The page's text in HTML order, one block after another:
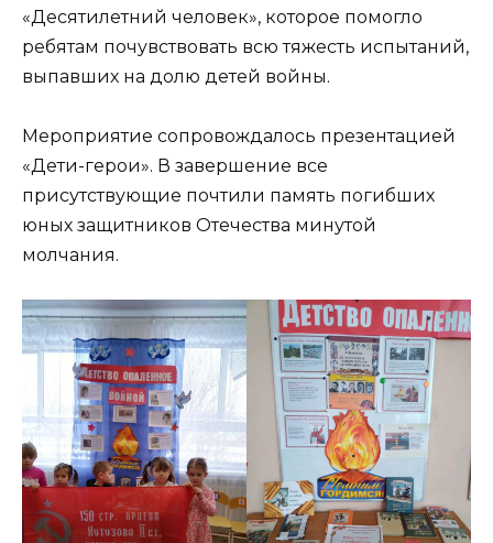
«Десятилетний человек», которое помогло
ребятам почувствовать всю тяжесть испытаний,
выпавших на долю детей войны.
Мероприятие сопровождалось презентацией
«Дети-герои». В завершение все
присутствующие почтили память погибших
юных защитников Отечества минутой
молчания.